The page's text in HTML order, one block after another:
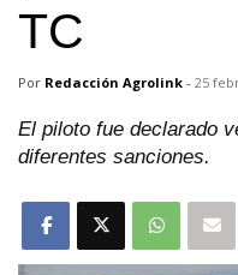
TC
Por Redacción Agrolink - 25
El piloto fue declarado
diferentes sanciones.